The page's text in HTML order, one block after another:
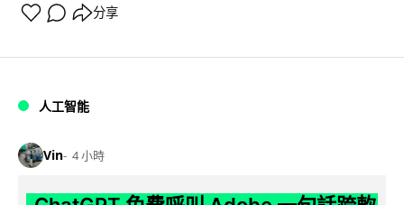
分享
人工智能
Vin 4 小時